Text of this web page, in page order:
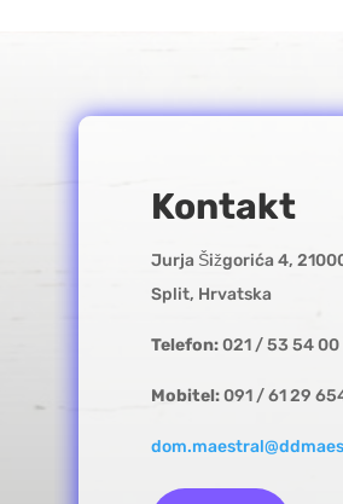
Kontakt
Jurja Šižgorića 4,
Split, Hrvatska
Telefon:021 / 53 54 00
Mobitel:091 / 61 29